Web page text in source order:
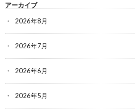
アーカイブ
2026年8月
2026年7月
2026年6月
2026年5月